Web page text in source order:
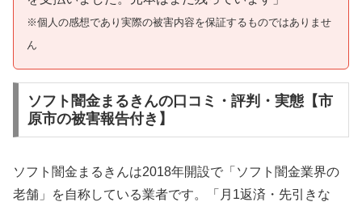
※個人の感想であり実際の被害内容を保証するものではありませ
ん
ソフト闇金まるきんの口コミ・評判・実態【市
原市の被害報告付き】
ソフト闇金まるきんは2018年開設で「ソフト闇金業界の
老舗」を自称している業者です。「月1返済・先引きな